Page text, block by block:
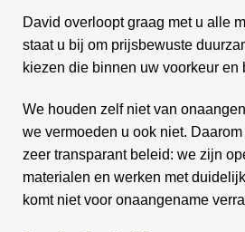
David overloopt graag met u alle
staat u bij om prijsbewuste
kiezen die binnen uw voorkeur en
We houden zelf niet van
we vermoeden u ook niet.
zeer transparant beleid: we zijn
materialen en werken met
komt niet voor onaangename